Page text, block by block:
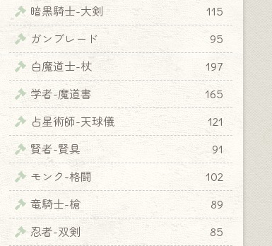
暗黒騎士-大剣
115
ガンブレード
95
白魔道士-杖
197
学者-魔道書
165
占星術師-天球儀
121
賢者-賢具
91
モンク-格闘
102
竜騎士-槍
89
忍者-双剣
85